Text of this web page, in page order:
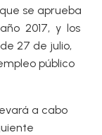
se aprueba
2017, y los
27 de julio,
público
a cabo